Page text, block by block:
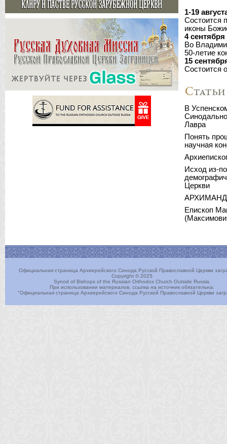
30 июля
Сидней:
Русского
29 июля
Нью-Йорк:
в
29 июля
Сантьяго:
27 июля
Мюнхен:
юбилею
24 июля
Нью-Йорк: В
Церкви
24 июля
23 июля
Гамбург:
22 июля
Нью-Йорк:
в праздник
20 июля
Лондон: В
служение
1-19
Состоится
иконы
4 сентября
Во
50-летие
15
Состоится
В
Лавра
Понять
научная
Исход из-
Церкви
Епископ
Официальная страница Архиерейского Синода Русской Православной Церкви
Copyright © 2025
Synod of Bishops of the Russian Orthodox Church Outside Russia.
При использовании материалов, ссылка на источник обязательна:
"Официальная страница Архиерейского Синода Русской Православной Церкви